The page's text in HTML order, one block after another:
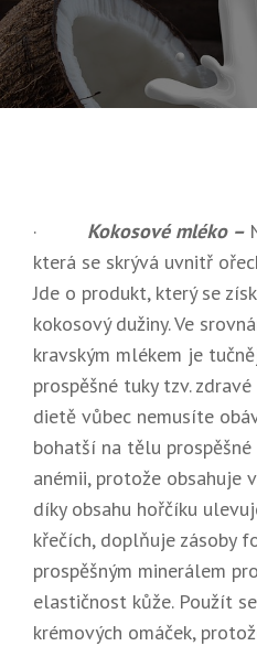
· Kokosové mléko –
která se skrývá uvnitř
Jde o produkt, který se
kokosový dužiny. Ve
kravským mlékem je
prospěšné tuky tzv.
dietě vůbec nemusíte
bohatší na tělu prospěšné
anémii, protože obsahuje
díky obsahu hořčíku
křečích, doplňuje zásoby
prospěšným minerálem
elastičnost kůže. Použít
krémových omáček,